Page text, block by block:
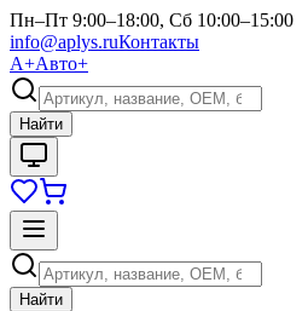
Пн–Пт 9:00–18:00, Сб 10:00–15:00
info@aplys.ruКонтакты
А+Авто+
Найти
Найти